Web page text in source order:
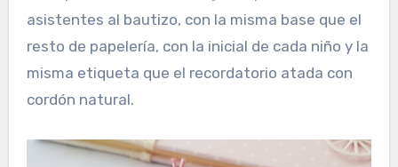
asistentes al bautizo, con la misma base que el
resto de papelería, con la inicial de cada niño y la
misma etiqueta que el recordatorio atada con
cordón natural.